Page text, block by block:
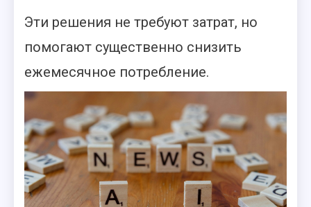
Эти решения не требуют затрат, но
помогают существенно снизить
ежемесячное потребление.